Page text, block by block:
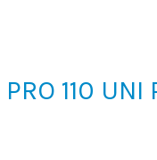
110 UNI